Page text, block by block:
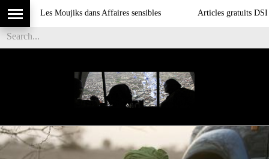
Les Moujiks dans Affaires sensibles Articles gratuits DSI sur